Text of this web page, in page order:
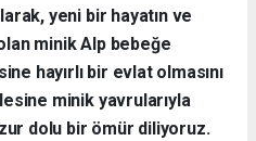
yeni bir hayatın ve
minik Alp bebeğe
hayırlı bir evlat olmasını
minik yavrularıyla
dolu bir ömür diliyoruz.